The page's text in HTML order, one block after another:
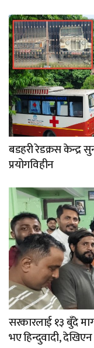
बडहरी रेडक्रस
प्रयोगविहीन
सरकारलाई १३ बुँदे
भए हिन्दुवादी, देखिएन